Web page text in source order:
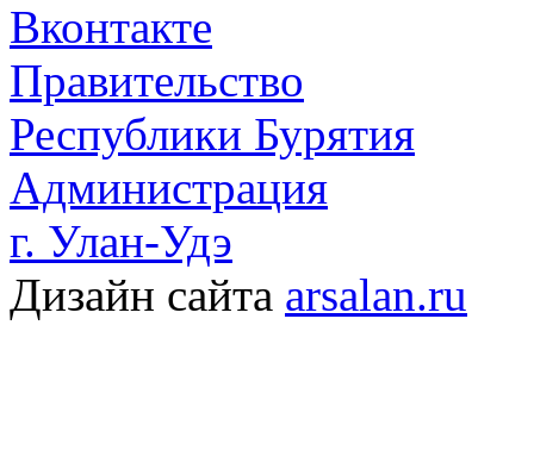
Вконтакте
Правительство
Республики Бурятия
Администрация
г. Улан-Удэ
Дизайн сайта arsalan.ru